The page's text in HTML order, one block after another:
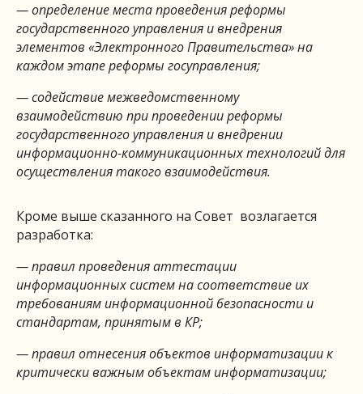
— определение места проведения реформы
государственного управления и внедрения
элементов «Электронного Правительства» на
каждом этапе реформы госуправления;
— содействие межведомственному
взаимодействию при проведении реформы
государственного управления и внедрении
информационно-коммуникационных технологий для
осуществления такого взаимодействия.
Кроме выше сказанного на Совет возлагается
разработка:
— правил проведения аттестации
информационных систем на соответствие их
требованиям информационной безопасности и
стандартам, принятым в КР;
— правил отнесения объектов информатизации к
критически важным объектам информатизации;